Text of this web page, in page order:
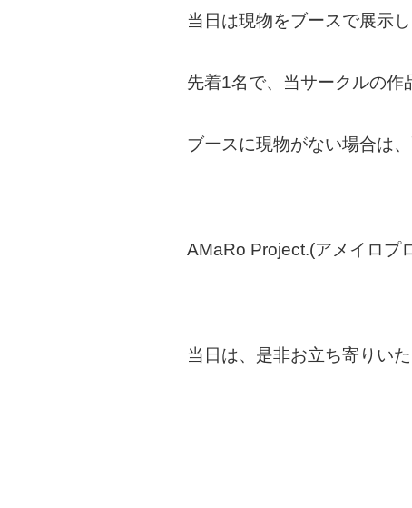
当日は現物をブースで展示
先着1名で、当サークルの作
ブースに現物がない場合は
AMaRo Project.(アメイロプ
当日は、是非お立ち寄りい